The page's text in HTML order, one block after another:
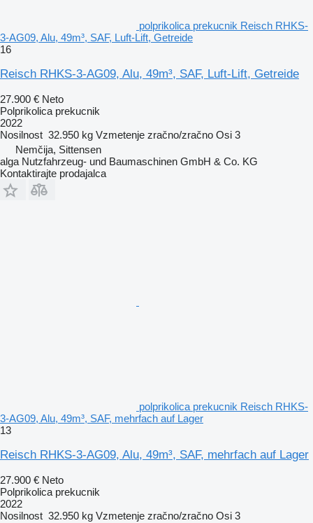
polprikolica prekucnik Reisch RHKS-
3-AG09, Alu, 49m³, SAF, Luft-Lift, Getreide
16
Reisch RHKS-3-AG09, Alu, 49m³, SAF, Luft-Lift, Getreide
27.900 € Neto
Polprikolica prekucnik
2022
Nosilnost 32.950 kg Vzmetenje zračno/zračno Osi 3
Nemčija, Sittensen
alga Nutzfahrzeug- und Baumaschinen GmbH & Co. KG
Kontaktirajte prodajalca
polprikolica prekucnik Reisch RHKS-
3-AG09, Alu, 49m³, SAF, mehrfach auf Lager
13
Reisch RHKS-3-AG09, Alu, 49m³, SAF, mehrfach auf Lager
27.900 € Neto
Polprikolica prekucnik
2022
Nosilnost 32.950 kg Vzmetenje zračno/zračno Osi 3